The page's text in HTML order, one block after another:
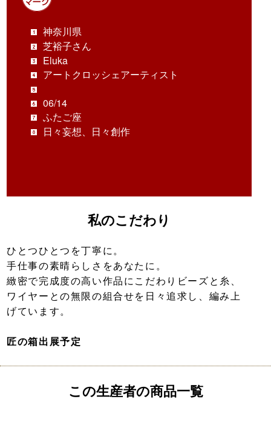
神奈川県
芝裕子さん
Eluka
アートクロッシェアーティスト
06/14
ふたご座
日々妄想、日々創作
私のこだわり
ひとつひとつを丁寧に。
手仕事の素晴らしさをあなたに。
緻密で完成度の高い作品にこだわりビーズと糸、
ワイヤーとの無限の組合せを日々追求し、編み上
げています。
匠の箱出展予定
この生産者の商品一覧